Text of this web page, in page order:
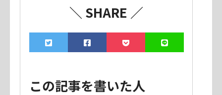
＼ SHARE ／
この記事を書いた人